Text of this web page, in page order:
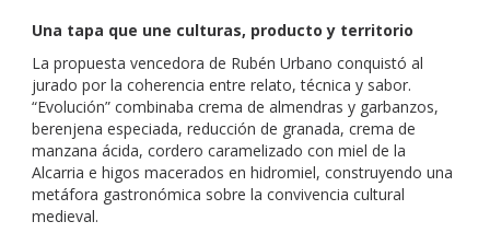
Una tapa que une culturas, producto y territorio
La propuesta vencedora de Rubén Urbano conquistó al
jurado por la coherencia entre relato, técnica y sabor.
“Evolución” combinaba crema de almendras y garbanzos,
berenjena especiada, reducción de granada, crema de
manzana ácida, cordero caramelizado con miel de la
Alcarria e higos macerados en hidromiel, construyendo una
metáfora gastronómica sobre la convivencia cultural
medieval.